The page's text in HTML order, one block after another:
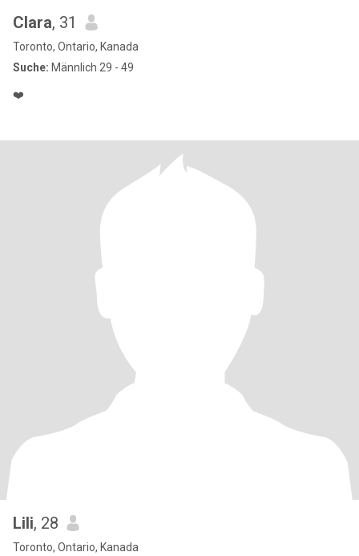
Clara, 31
Toronto, Ontario, Kanada
Suche: Männlich 29 - 49
❤️
Lili, 28
Toronto, Ontario, Kanada